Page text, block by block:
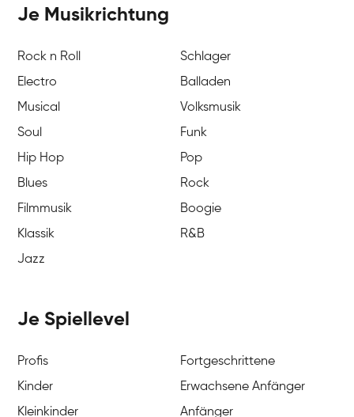
Je Musikrichtung
Rock n Roll
Schlager
Electro
Balladen
Musical
Volksmusik
Soul
Funk
Hip Hop
Pop
Blues
Rock
Filmmusik
Boogie
Klassik
R&B
Jazz
Je Spiellevel
Profis
Fortgeschrittene
Kinder
Erwachsene Anfänger
Kleinkinder
Anfänger